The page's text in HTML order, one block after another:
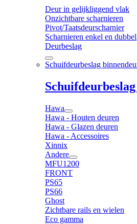
Deur in gelijkliggend vlak
Onzichtbare scharnieren
Pivot/Taatsdeurscharnier
Scharnieren enkel en dubbel
Deurbeslag
Schuifdeurbeslag
Hawa
Hawa - Houten deuren
Hawa - Glazen deuren
Hawa - Accessoires
Xinnix
Andere
MFU1200
FRONT
PS65
PS66
Ghost
Zichtbare rails en wielen
Eco gamma